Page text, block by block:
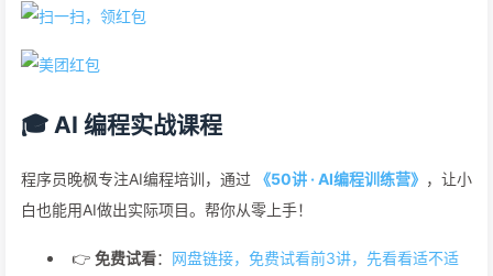
🎓 AI 编程实战课程
程序员晚枫专注AI编程培训，通过 《50讲 · AI编程训练营》 ，让小
白也能用AI做出实际项目。帮你从零上手！
👉 免费试看： 网盘链接，免费试看前3讲，先看看适不适